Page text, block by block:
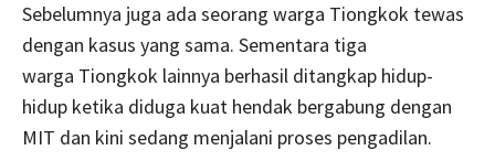
Sebelumnya juga ada seorang warga Tiongkok tewas
dengan kasus yang sama. Sementara tiga
warga Tiongkok lainnya berhasil ditangkap hidup-
hidup ketika diduga kuat hendak bergabung dengan
MIT dan kini sedang menjalani proses pengadilan.